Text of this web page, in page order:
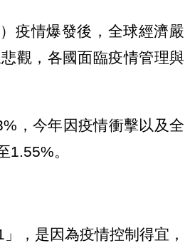
疫情爆發後，全球經濟嚴
觀，各國面臨疫情管理與
，今年因疫情衝擊以及全
1.55%。
，是因為疫情控制得宜，